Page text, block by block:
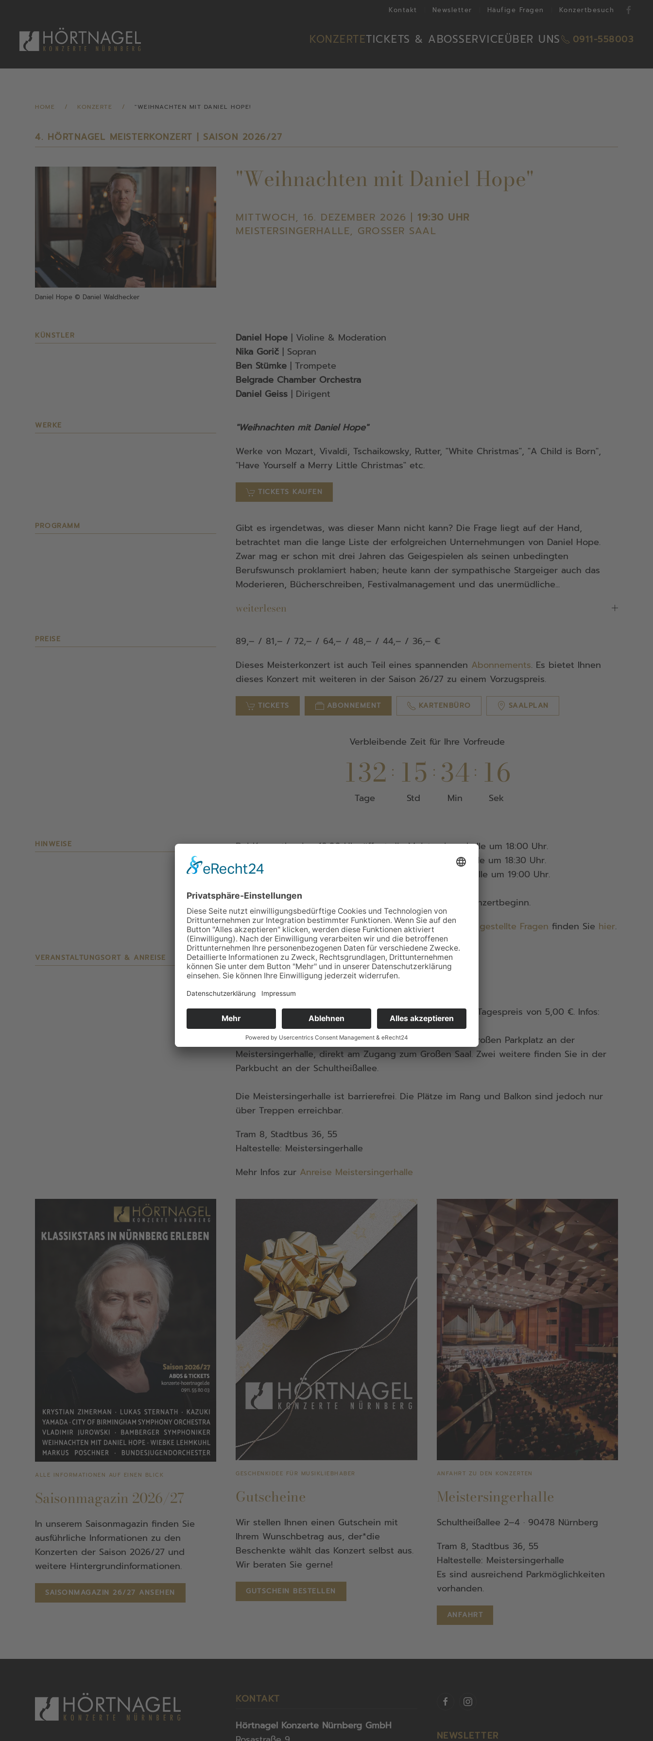
Kontakt Newsletter Häufige Fragen Konzertbesuch
KONZERTETICKETS & ABOSSERVICEÜBER UNS 0911-558003
HOME KONZERTE "WEIHNACHTEN MIT DANIEL HOPE!
4. HÖRTNAGEL MEISTERKONZERT | SAISON 2026/27
Daniel Hope © Daniel Waldhecker
"Weihnachten mit Daniel Hope"
MITTWOCH, 16. DEZEMBER 2026 | 19:30 UHR
MEISTERSINGERHALLE, GROSSER SAAL
KÜNSTLER Daniel Hope | Violine & Moderation
Nika Gorič | Sopran
Ben Stümke | Trompete
Belgrade Chamber Orchestra
Daniel Geiss | Dirigent
WERKE
"Weihnachten mit Daniel Hope"
Werke von Mozart, Vivaldi, Tschaikowsky, Rutter, "White Christmas", "A Child is Born",
"Have Yourself a Merry Little Christmas" etc.
TICKETS KAUFEN
PROGRAMM
Gibt es irgendetwas, was dieser Mann nicht kann? Die Frage liegt auf der Hand,
betrachtet man die lange Liste der erfolgreichen Unternehmungen von Daniel Hope.
Zwar mag er schon mit drei Jahren das Geigespielen als seinen unbedingten
Berufswunsch proklamiert haben; heute kann der sympathische Stargeiger auch das
Moderieren, Bücherschreiben, Festivalmanagement und das unermüdliche...
weiterlesen
PREISE
89,– / 81,– / 72,– / 64,– / 48,– / 44,– / 36,– €
Dieses Meisterkonzert ist auch Teil eines spannenden Abonnements. Es bietet Ihnen
dieses Konzert mit weiteren in der Saison 26/27 zu einem Vorzugspreis.
TICKETS ABONNEMENT KARTENBÜRO SAALPLAN
Verbleibende Zeit für Ihre Vorfreude
132
Tage
: 15
Std
: 34
Min
: 15
Sek
HINWEISE
Bei Konzertbeginn 19:00 Uhr öffnet die Meistersingerhalle um 18:00 Uhr.
Bei Konzertbeginn 19:30 Uhr öffnet die Meistersingerhalle um 18:30 Uhr.
Bei Konzertbeginn 20:00 Uhr öffnet die Meistersingerhalle um 19:00 Uhr.
Einlass in den Großen Saal ist jeweils 30 Minuten vor Konzertbeginn.
Infos zu IhremKonzertbesuchund Antworten aufhäufig gestellte Fragen finden Sie hier.
VERANSTALTUNGSORT & ANREISE
Meistersingerhalle (Großer Saal)
Schultheißallee 2–4
90478 Nürnberg
Es sind ausreichend Parkmöglichkeiten vorhanden zum Tagespreis von 5,00 €. Infos:
Anfahrt & Parken.
Für Behinderte befinden sich vier Parkplätze auf dem großen Parkplatz an der
Meistersingerhalle, direkt am Zugang zum Großen Saal. Zwei weitere finden Sie in der
Parkbucht an der Schultheißallee.
Die Meistersingerhalle ist barrierefrei. Die Plätze im Rang und Balkon sind jedoch nur
über Treppen erreichbar.
Tram 8, Stadtbus 36, 55
Haltestelle: Meistersingerhalle
Mehr Infos zur Anreise Meistersingerhalle
ALLE INFORMATIONEN AUF EINEN BLICK
Saisonmagazin 2026/27
In unserem Saisonmagazin finden Sie
ausführliche Informationen zu den
Konzerten der Saison 2026/27 und
weitere Hintergrundinformationen.
SAISONMAGAZIN 26/27 ANSEHEN
GESCHENKIDEE FÜR MUSIKLIEBHABER
Gutscheine
Wir stellen Ihnen einen Gutschein mit
Ihrem Wunschbetrag aus, der*die
Beschenkte wählt das Konzert selbst aus.
Wir beraten Sie gerne!
GUTSCHEIN BESTELLEN
ANFAHRT ZU DEN KONZERTEN
Meistersingerhalle
Schultheißallee 2–4 · 90478 Nürnberg
Tram 8, Stadtbus 36, 55
Haltestelle: Meistersingerhalle
Es sind ausreichend Parkmöglichkeiten
vorhanden.
ANFAHRT
KONTAKT
Hörtnagel Konzerte Nürnberg GmbH
NEWSLETTER